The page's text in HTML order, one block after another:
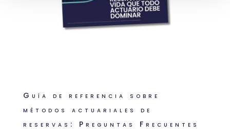
Guía de referencia sobre
métodos actuariales de
reservas: Preguntas Frecuentes